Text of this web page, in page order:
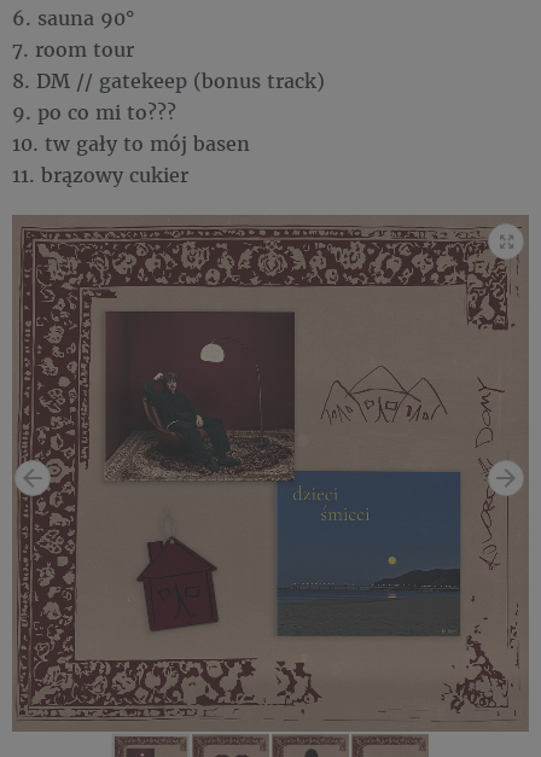
6. sauna 90°
7. room tour
8. DM // gatekeep (bonus track)
9. po co mi to???
10. tw gały to mój basen
11. brązowy cukier